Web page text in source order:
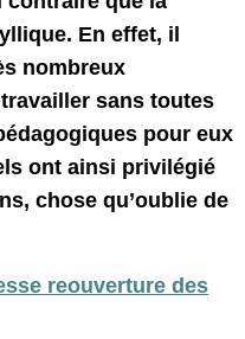
En effet, il
nombreux
sans toutes
pour eux
ont ainsi privilégié
chose qu’oublie de
reouverture des